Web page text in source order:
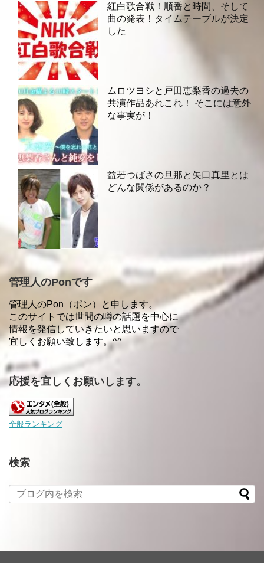
紅白歌合戦！順番と時間、そして
曲の発表！タイムテーブルが決定
した
ムロツヨシと戸田恵梨香の過去の
共演作品あれこれ！ そこには意外
な事実が！
益若つばさの旦那と矢口真里とは
どんな関係があるのか？
管理人のPonです
管理人のPon（ポン）と申します。
このサイトでは世間の噂の話題を中心に
情報を発信していきたいと思いますので
宜しくお願い致します。^^
応援を宜しくお願いします。
全般ランキング
検索